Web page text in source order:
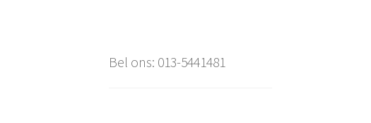
Bel ons: 013-5441481